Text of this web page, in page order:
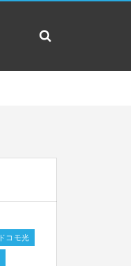
ドコモ光